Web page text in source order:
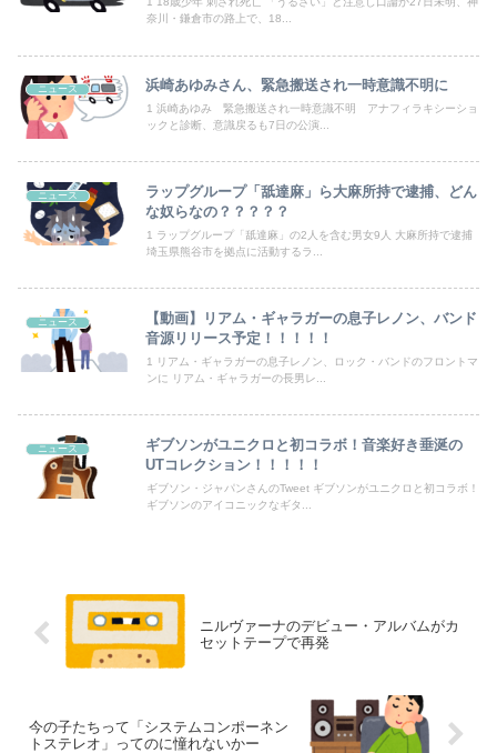
【動画】走り屋が先行のスクーターに猛スピードで突っ込む事故。
【新台】山佐「LモンキーターンRED」特報映像公開！王道から挑戦へ
【画像】最近のJKダンス部、胸の迫力がすごい💃
【画像】セブンイレブン、ついに神商品を販売
後輩記者に歩道橋近くで呼び止められた元毎日新聞記者、「元毎日と名乗ってSNSで活動するな」と要求されてしまい……
主人公より弟のほうが強い漫画ってあまりないよな
奈川・鎌倉市の路上で、18...
ニュース 浜崎あゆみさん、緊急搬送され一時意識不明に
1 浜崎あゆみ 緊急搬送され一時意識不明 アナフィラキシーショ
ックと診断、意識戻るも7日の公演...
ニュース
ラップグループ「舐達麻」ら大麻所持で逮捕、どん
な奴らなの？？？？？
1 ラップグループ「舐達麻」の2人を含む男女9人 大麻所持で逮捕
埼玉県熊谷市を拠点に活動するラ...
ニュース
【動画】リアム・ギャラガーの息子レノン、バンド
音源リリース予定！！！！！
1 リアム・ギャラガーの息子レノン、ロック・バンドのフロントマ
ンに リアム・ギャラガーの長男レ...
ニュース
ギブソンがユニクロと初コラボ！音楽好き垂涎の
UTコレクション！！！！！
ギブソン・ジャパンさんのTweet ギブソンがユニクロと初コラボ！
ギブソンのアイコニックなギタ...
ニルヴァーナのデビュー・アルバムがカ
セットテープで再発
今の子たちって「システムコンポーネン
トステレオ」ってのに憧れないかー